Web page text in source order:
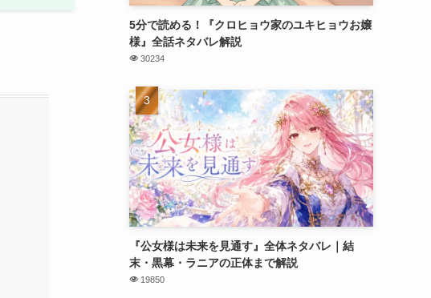
5分で読める！『クロヒョウ家のユキヒョウお嬢
様』全話ネタバレ解説
30234
『公女様は未来を見通す』全体ネタバレ｜結
末・黒幕・ラニアの正体まで解説
19850